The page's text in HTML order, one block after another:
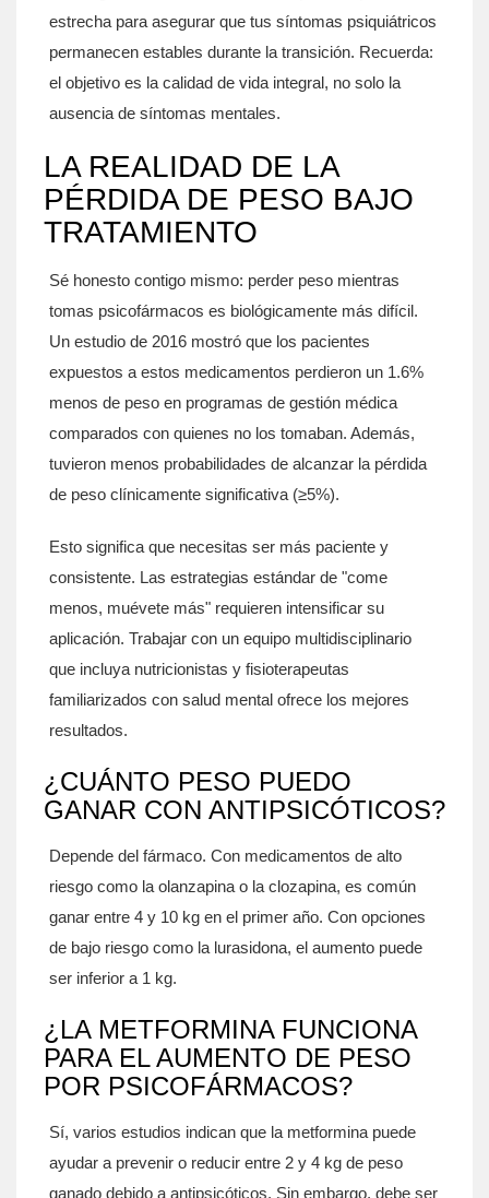
estrecha para asegurar que tus síntomas psiquiátricos
permanecen estables durante la transición. Recuerda:
el objetivo es la calidad de vida integral, no solo la
ausencia de síntomas mentales.
LA REALIDAD DE LA
PÉRDIDA DE PESO BAJO
TRATAMIENTO
Sé honesto contigo mismo: perder peso mientras
tomas psicofármacos es biológicamente más difícil.
Un estudio de 2016 mostró que los pacientes
expuestos a estos medicamentos perdieron un 1.6%
menos de peso en programas de gestión médica
comparados con quienes no los tomaban. Además,
tuvieron menos probabilidades de alcanzar la pérdida
de peso clínicamente significativa (≥5%).
Esto significa que necesitas ser más paciente y
consistente. Las estrategias estándar de "come
menos, muévete más" requieren intensificar su
aplicación. Trabajar con un equipo multidisciplinario
que incluya nutricionistas y fisioterapeutas
familiarizados con salud mental ofrece los mejores
resultados.
¿CUÁNTO PESO PUEDO
GANAR CON ANTIPSICÓTICOS?
Depende del fármaco. Con medicamentos de alto
riesgo como la olanzapina o la clozapina, es común
ganar entre 4 y 10 kg en el primer año. Con opciones
de bajo riesgo como la lurasidona, el aumento puede
ser inferior a 1 kg.
¿LA METFORMINA FUNCIONA
PARA EL AUMENTO DE PESO
POR PSICOFÁRMACOS?
Sí, varios estudios indican que la metformina puede
ayudar a prevenir o reducir entre 2 y 4 kg de peso
ganado debido a antipsicóticos. Sin embargo, debe ser